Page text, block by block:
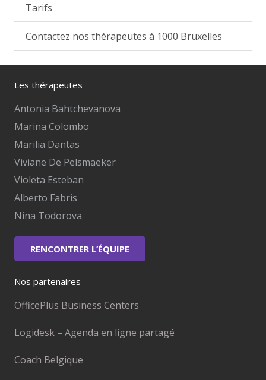
Tarifs
Contactez nos thérapeutes à 1000 Bruxelles
Les thérapeutes
Antonia Bahtchevanova
Marina Colombo
Marilia Dantas
Viviane De Pelsmaeker
Violeta Esteban
Alberto Fabris
Nina Todorova
RENCONTRER L’ÉQUIPE
Nos partenaires
OfficePlus Business Centers
Logidesk – Agenda en ligne partagé
Coach Belgique